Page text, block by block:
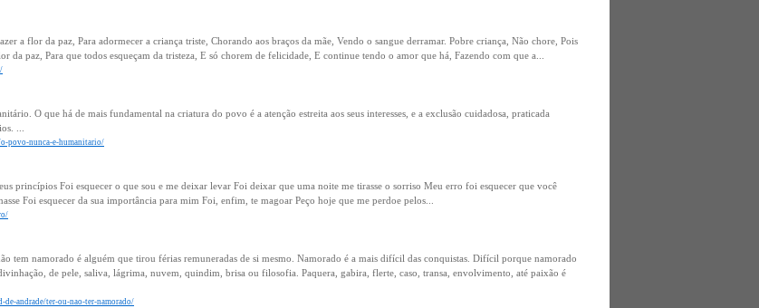
a flor da paz, Para adormecer a criança triste, Chorando aos braços da mãe, Vendo o sangue derramar. Pobre criança, Não chore, Pois
da paz, Para que todos esqueçam da tristeza, E só chorem de felicidade, E continue tendo o amor que há, Fazendo com que a...
O que há de mais fundamental na criatura do povo é a atenção estreita aos seus interesses, e a exclusão cuidadosa, praticada
...
povo-nunca-e-humanitario/
princípios Foi esquecer o que sou e me deixar levar Foi deixar que uma noite me tirasse o sorriso Meu erro foi esquecer que você
Foi esquecer da sua importância para mim Foi, enfim, te magoar Peço hoje que me perdoe pelos...
tem namorado é alguém que tirou férias remuneradas de si mesmo. Namorado é a mais difícil das conquistas. Difícil porque namorado
de pele, saliva, lágrima, nuvem, quindim, brisa ou filosofia. Paquera, gabira, flerte, caso, transa, envolvimento, até paixão é
de-andrade/ter-ou-nao-ter-namorado/